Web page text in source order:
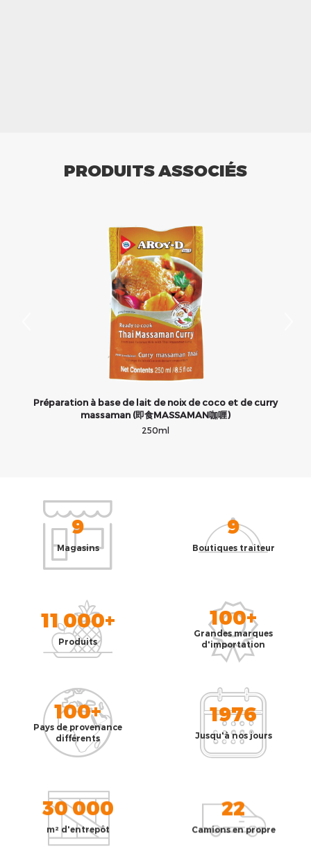
PRODUITS ASSOCIÉS
Préparation à base de lait de noix de coco et de curry
massaman (即食MASSAMAN咖喱)
250ml
9
Magasins
9
Boutiques traiteur
11 000+
Produits
100+
Grandes marques
d'importation
100+
Pays de provenance
différents
1976
Jusqu'à nos jours
30 000
m² d'entrepôt
22
Camions en propre